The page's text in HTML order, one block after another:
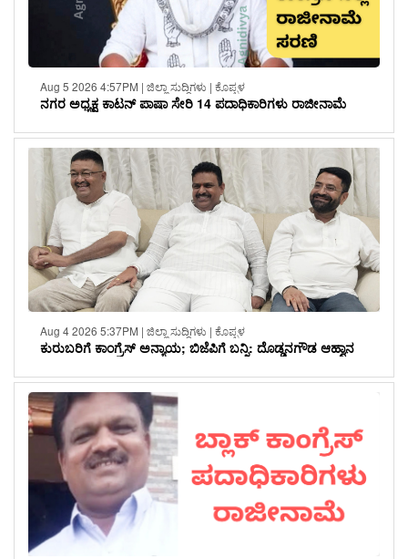
Aug 5 2026 4:57PM | ಜಿಲ್ಲಾ ಸುದ್ದಿಗಳು | ಕೊಪ್ಪಳ
ನಗರ ಅಧ್ಯಕ್ಷ ಕಾಟನ್ ಪಾಷಾ ಸೇರಿ 14 ಪದಾಧಿಕಾರಿಗಳು ರಾಜೀನಾಮೆ
Aug 4 2026 5:37PM | ಜಿಲ್ಲಾ ಸುದ್ದಿಗಳು | ಕೊಪ್ಪಳ
ಕುರುಬರಿಗೆ ಕಾಂಗ್ರೆಸ್ ಅನ್ಯಾಯ; ಬಿಜೆಪಿಗೆ ಬನ್ನಿ: ದೊಡ್ಡನಗೌಡ ಆಹ್ವಾನ